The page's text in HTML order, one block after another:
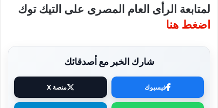
لمتابعة الرأى العام المصرى على التيك توك
اضغط هنا
شارك الخبر مع أصدقائك
فيسبوك منصة X